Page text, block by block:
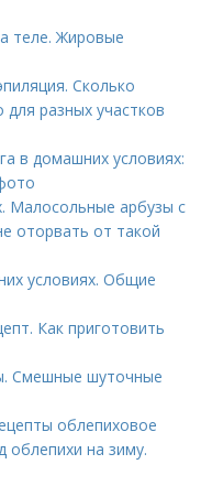
теле. Жировые
Сколько
разных участков
в домашних условиях:
Малосольные арбузы с
оторвать от такой
условиях. Общие
Как приготовить
Смешные шуточные
облепиховое
облепихи на зиму.